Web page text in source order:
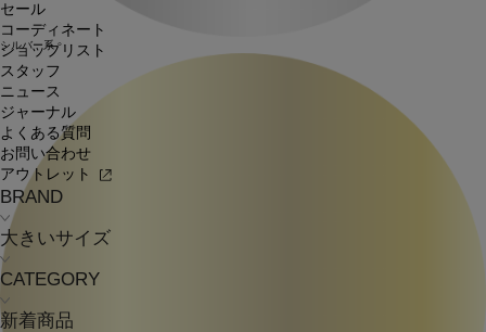
セール
コーディネート
ショップリスト
スタッフ
ニュース
ジャーナル
よくある質問
お問い合わせ
アウトレット
BRAND
大きいサイズ
CATEGORY
新着商品
シルバー系